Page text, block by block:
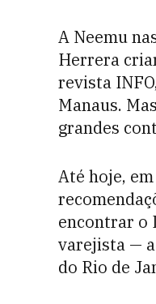
A Neemu
Herrera
revista
Manaus.
grandes
Até hoje,
encontrar o
varejista —
do Rio de